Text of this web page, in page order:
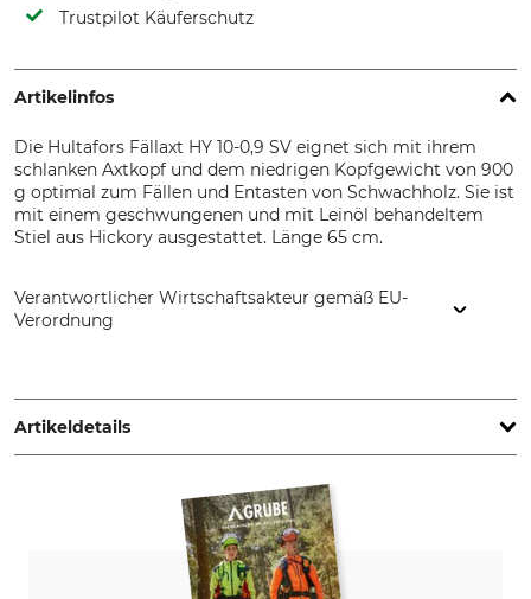
Trustpilot Käuferschutz
Artikelinfos
Die Hultafors Fällaxt HY 10-0,9 SV eignet sich mit ihrem
schlanken Axtkopf und dem niedrigen Kopfgewicht von 900
g optimal zum Fällen und Entasten von Schwachholz. Sie ist
mit einem geschwungenen und mit Leinöl behandeltem
Stiel aus Hickory ausgestattet. Länge 65 cm.
Verantwortlicher Wirtschaftsakteur gemäß EU-
Verordnung
Göteborg, Sweden, www.hultaforsgroup.com
Artikeldetails
Produkttyp
Fällaxt
Modellbezeichnung
Herstellung
Made in Sweden